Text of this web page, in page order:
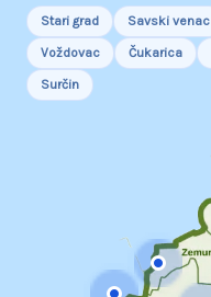
Stari grad Savski venac
Voždovac Čukarica
Surčin